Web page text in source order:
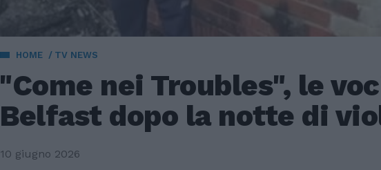
HOME TV NEWS
"Come nei Troubles", le
Belfast dopo la notte di
10 giugno 2026